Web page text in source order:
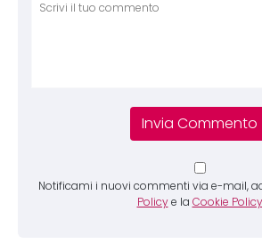
Notificami i nuovi commenti via e-mail,
Policy e la Cookie Policy